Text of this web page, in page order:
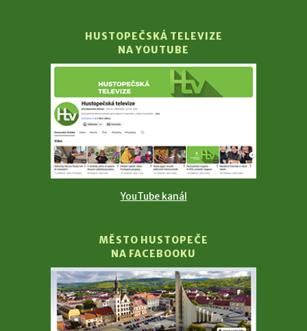
HUSTOPEČSKÁ TELEVIZE
NA YOUTUBE
YouTube kanál
MĚSTO HUSTOPEČE
NA FACEBOOKU